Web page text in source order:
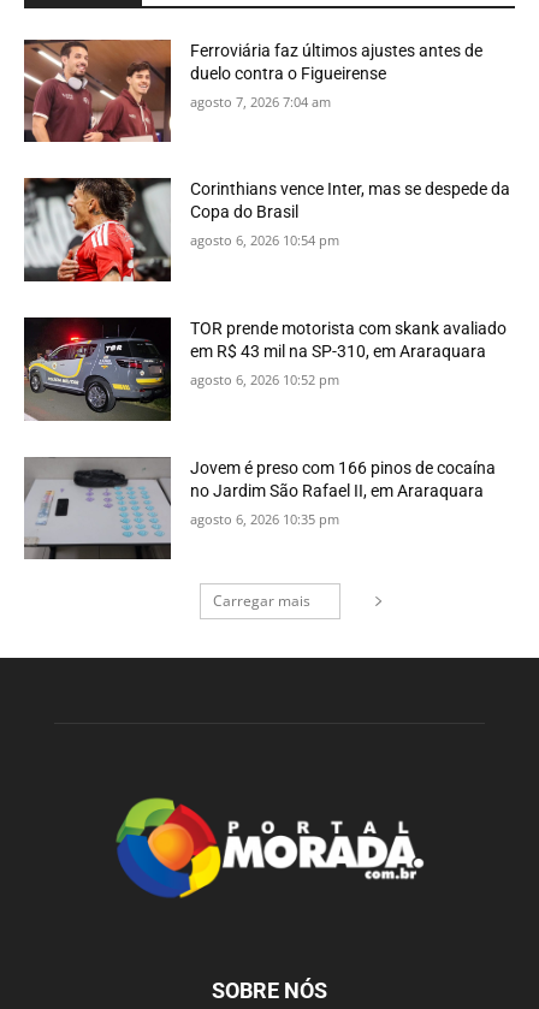
Ferroviária faz últimos ajustes antes de
duelo contra o Figueirense
agosto 7, 2026 7:04 am
Corinthians vence Inter, mas se despede da
Copa do Brasil
agosto 6, 2026 10:54 pm
TOR prende motorista com skank avaliado
em R$ 43 mil na SP-310, em Araraquara
agosto 6, 2026 10:52 pm
Jovem é preso com 166 pinos de cocaína
no Jardim São Rafael II, em Araraquara
agosto 6, 2026 10:35 pm
Carregar mais
SOBRE NÓS